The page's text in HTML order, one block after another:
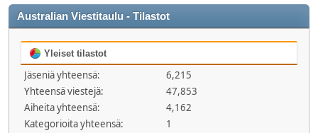
Australian Viestitaulu - Tilastot
Yleiset tilastot
Jäseniä yhteensä:
6,215
Yhteensä viestejä:
47,853
Aiheita yhteensä:
4,162
Kategorioita yhteensä:
1